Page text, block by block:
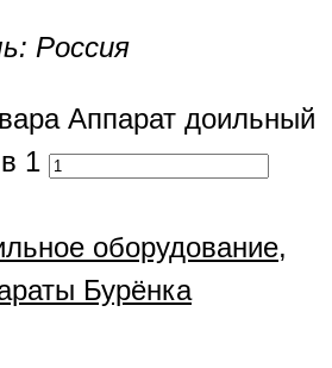
Россия
Аппарат доильный
1
оборудование,
Бурёнка